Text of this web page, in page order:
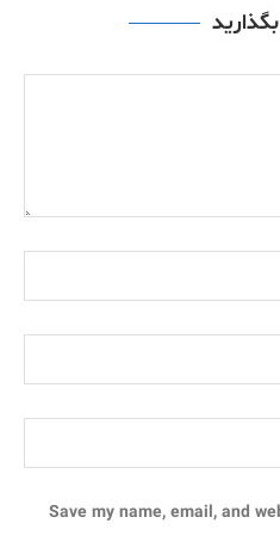
Save my name, email, and